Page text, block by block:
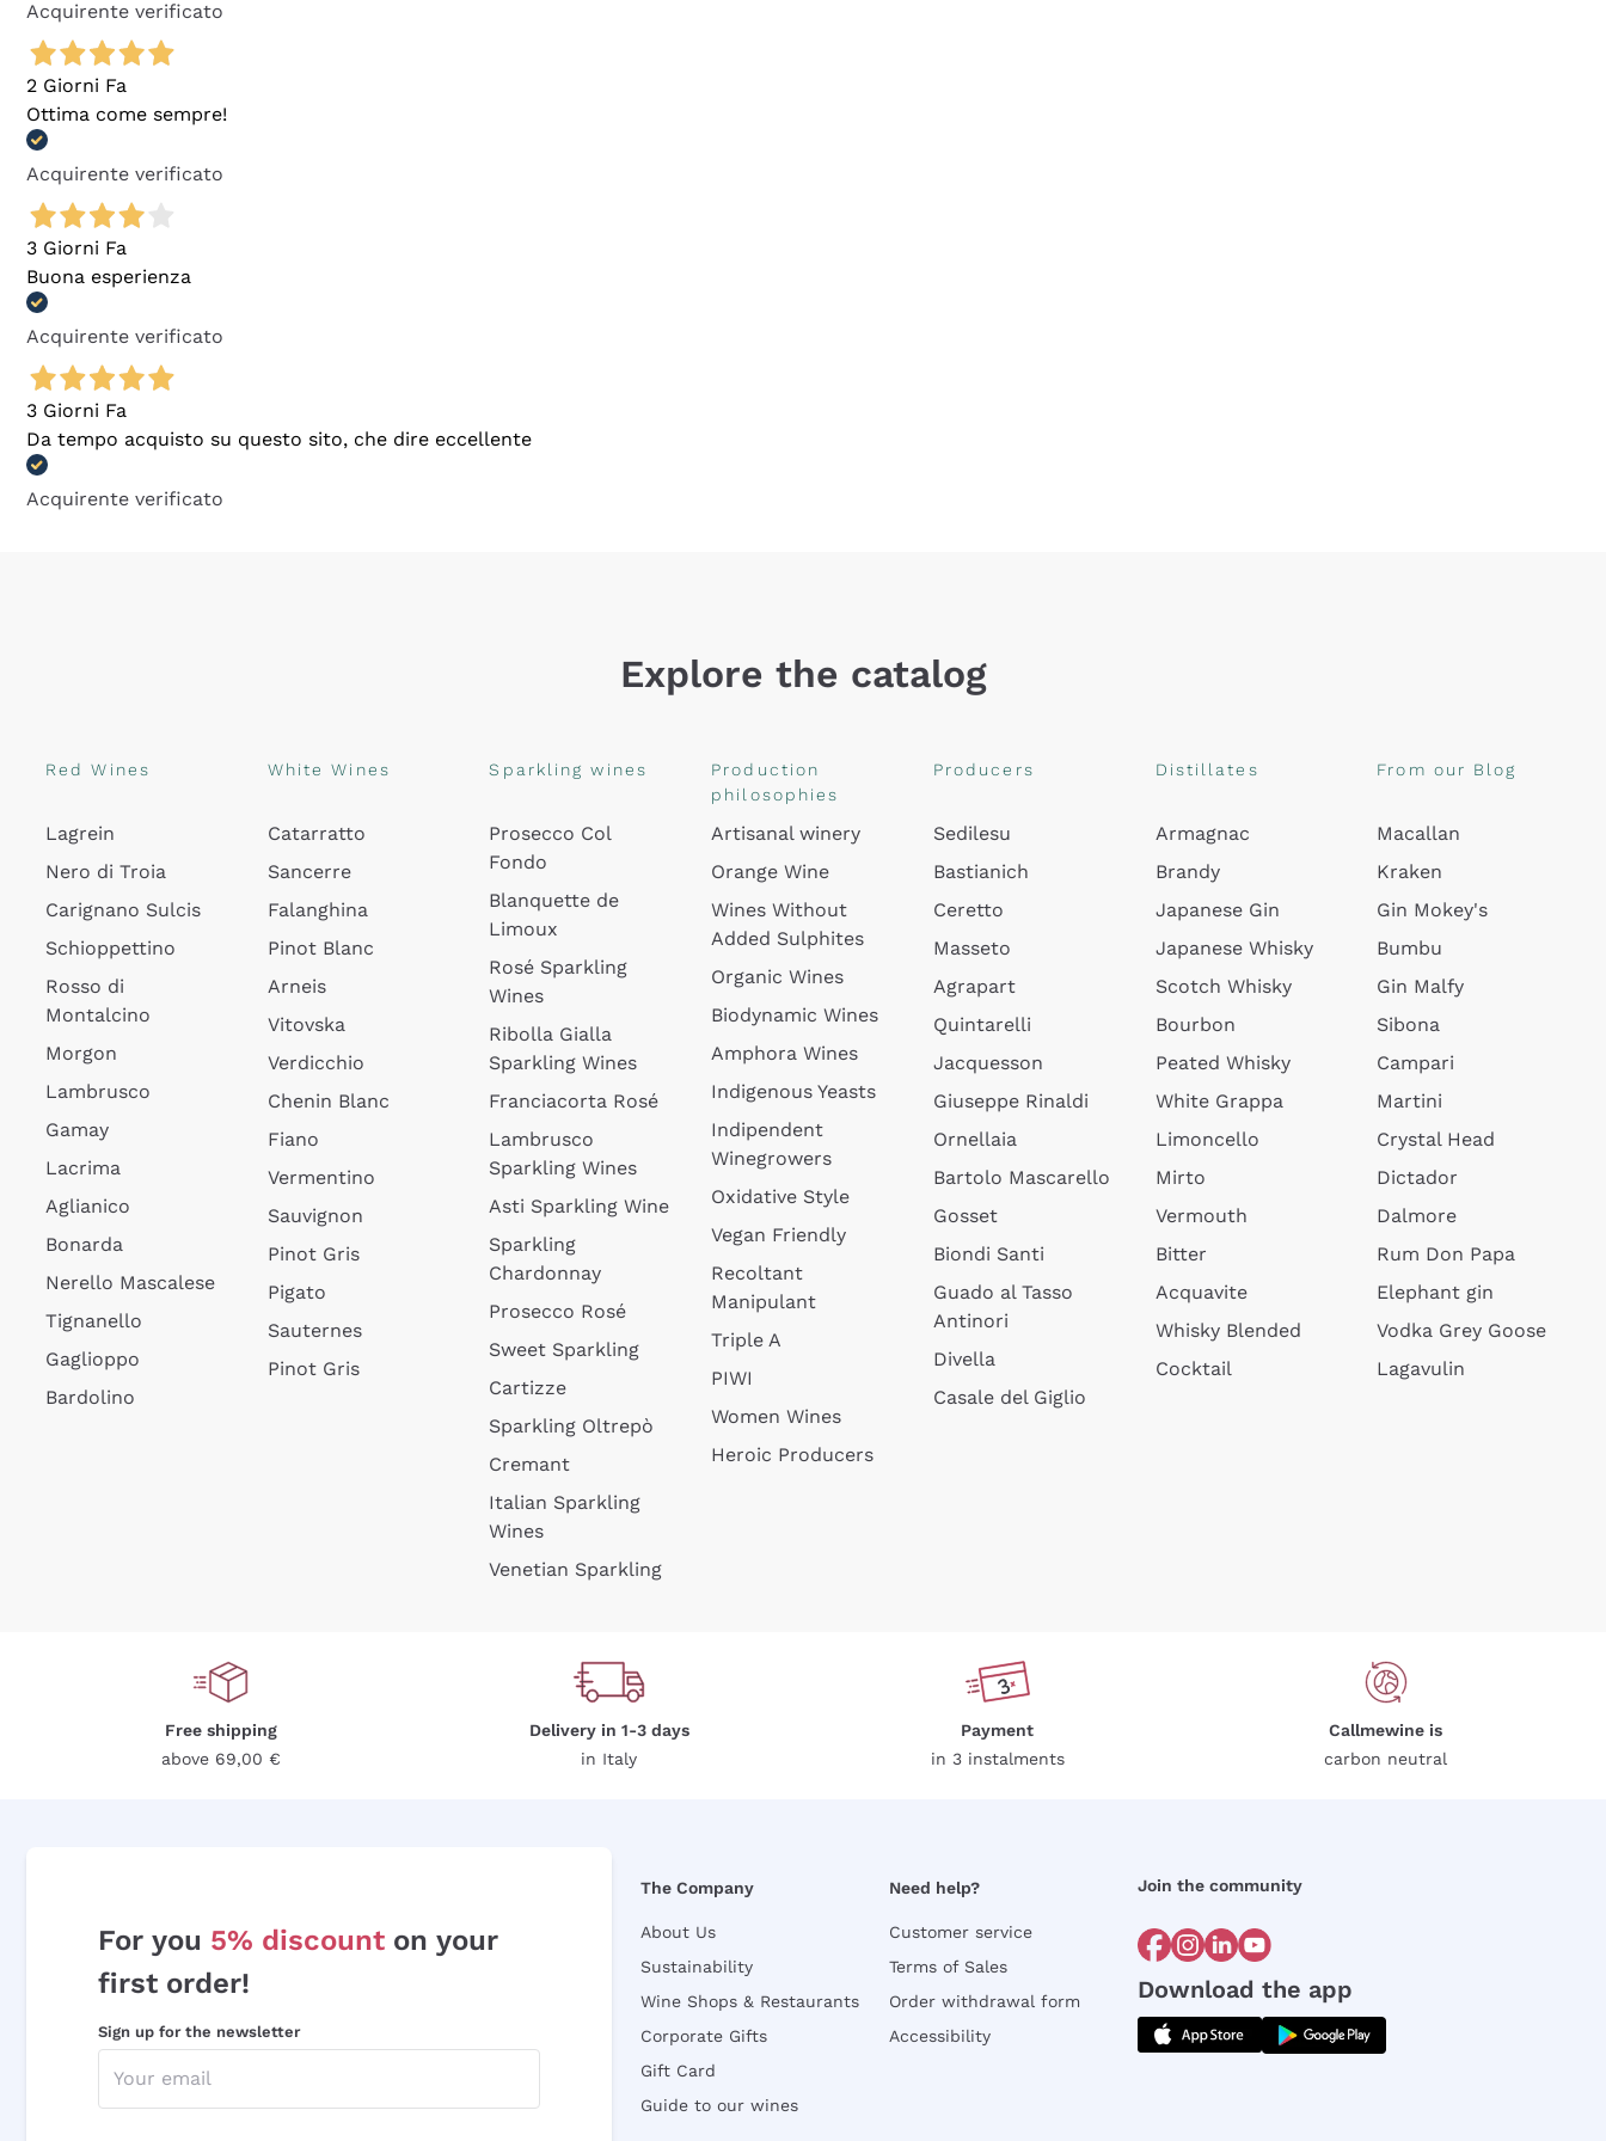
Acquirente verificato
2 Giorni Fa
Ottima come sempre!
Acquirente verificato
3 Giorni Fa
Buona esperienza
Acquirente verificato
3 Giorni Fa
Da tempo acquisto su questo sito, che dire eccellente
Acquirente verificato
Explore the catalog
Red Wines
Lagrein
Nero di Troia
Carignano Sulcis
Schioppettino
Rosso di
Montalcino
Morgon
Lambrusco
Gamay
Lacrima
Aglianico
Bonarda
Nerello Mascalese
Tignanello
Gaglioppo
Bardolino
White Wines
Catarratto
Sancerre
Falanghina
Pinot Blanc
Arneis
Vitovska
Verdicchio
Chenin Blanc
Fiano
Vermentino
Sauvignon
Pinot Gris
Pigato
Sauternes
Pinot Gris
Sparkling wines
Prosecco Col
Fondo
Blanquette de
Limoux
Rosé Sparkling
Wines
Ribolla Gialla
Sparkling Wines
Franciacorta Rosé
Lambrusco
Sparkling Wines
Asti Sparkling Wine
Sparkling
Chardonnay
Prosecco Rosé
Sweet Sparkling
Cartizze
Sparkling Oltrepò
Cremant
Italian Sparkling
Wines
Venetian Sparkling
Production
philosophies
Artisanal winery
Orange Wine
Wines Without
Added Sulphites
Organic Wines
Biodynamic Wines
Amphora Wines
Indigenous Yeasts
Indipendent
Winegrowers
Oxidative Style
Vegan Friendly
Recoltant
Manipulant
Triple A
PIWI
Women Wines
Heroic Producers
Producers
Sedilesu
Bastianich
Ceretto
Masseto
Agrapart
Quintarelli
Jacquesson
Giuseppe Rinaldi
Ornellaia
Bartolo Mascarello
Gosset
Biondi Santi
Guado al Tasso
Antinori
Divella
Casale del Giglio
Distillates
Armagnac
Brandy
Japanese Gin
Japanese Whisky
Scotch Whisky
Bourbon
Peated Whisky
White Grappa
Limoncello
Mirto
Vermouth
Bitter
Acquavite
Whisky Blended
Cocktail
From our Blog
Macallan
Kraken
Gin Mokey's
Bumbu
Gin Malfy
Sibona
Campari
Martini
Crystal Head
Dictador
Dalmore
Rum Don Papa
Elephant gin
Vodka Grey Goose
Lagavulin
Free shipping
above 69,00 €
Delivery in 1-3 days
in Italy
Payment
in 3 instalments
Callmewine is
carbon neutral
For you 5% discount on your
first order!
Sign up for the newsletter
The Company
About Us
Sustainability
Wine Shops & Restaurants
Corporate Gifts
Gift Card
Guide to our wines
Need help?
Customer service
Terms of Sales
Order withdrawal form
Accessibility
Join the community
Download the app